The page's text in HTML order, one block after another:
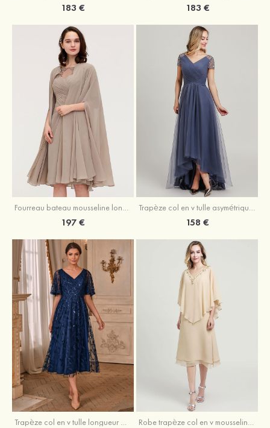
183 € 183 €
Fourreau bateau mousseline longueur genou robe de mère de la mariée avec appliqué plissé veste
197 €
Trapèze col en v tulle asymétrique robe de mère de la mariée
158 €
Trapèze col en v tulle longueur mollet robe de mère de la mariée avec appliqué paillettes ceinture Robe trapèze col en v mousseline longueur mollet robe de mère de la mariée avec perle